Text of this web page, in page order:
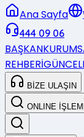
Ana Sayfa
444 09 06
BAŞKAN
REHBERİGÜNCEL
BİZE ULAŞIN
ONLINE